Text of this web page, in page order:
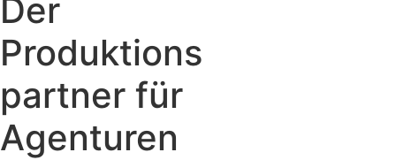
Der
Produktions
partner für
Agenturen